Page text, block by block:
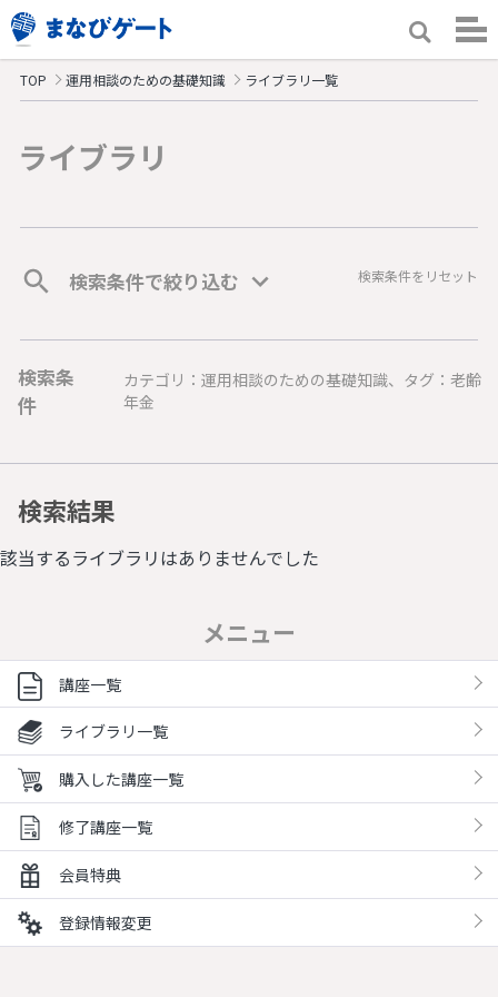
TOP 運用相談のための基礎知識 ライブラリ一覧
ライブラリ
検索条件で絞り込む 検索条件をリセット
検索条
件
カテゴリ：運用相談のための基礎知識、タグ：老齢
年金
検索結果
該当するライブラリはありませんでした
メニュー
講座一覧
ライブラリ一覧
購入した講座一覧
修了講座一覧
会員特典
登録情報変更